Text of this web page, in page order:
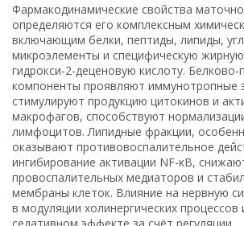
Фармакодинамические свойства
определяются его комплексным
включающим белки, пептиды, липиды,
микроэлементы и специфическую
гидрокси-2-деценовую кислоту. Белково-
компоненты проявляют иммунотропные
стимулируют продукцию цитокинов и
макрофагов, способствуют
лимфоцитов. Липидные фракции,
оказывают противовоспалительное
ингибирование активации NF-κB,
провоспалительных медиаторов и
мембраны клеток. Влияние на нервную
в модуляции холинергических